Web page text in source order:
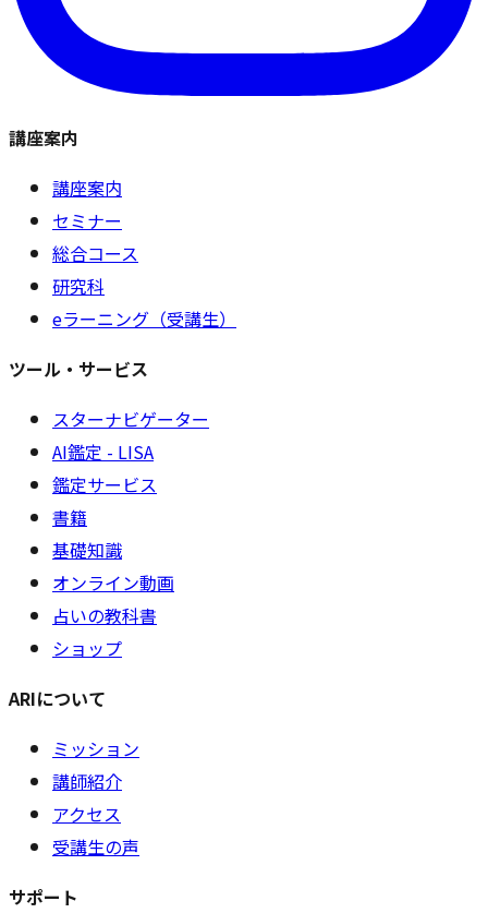
講座案内
講座案内
セミナー
総合コース
研究科
eラーニング（受講生）
ツール・サービス
スターナビゲーター
AI鑑定 - LISA
鑑定サービス
書籍
基礎知識
オンライン動画
占いの教科書
ショップ
ARIについて
ミッション
講師紹介
アクセス
受講生の声
サポート